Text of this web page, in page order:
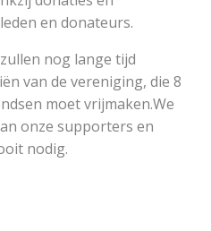
en donateurs.
nog lange tijd
van de vereniging, die 8
moet vrijmaken.We
onze supporters en
nodig.